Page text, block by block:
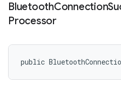
BluetoothConnection
Processor
public